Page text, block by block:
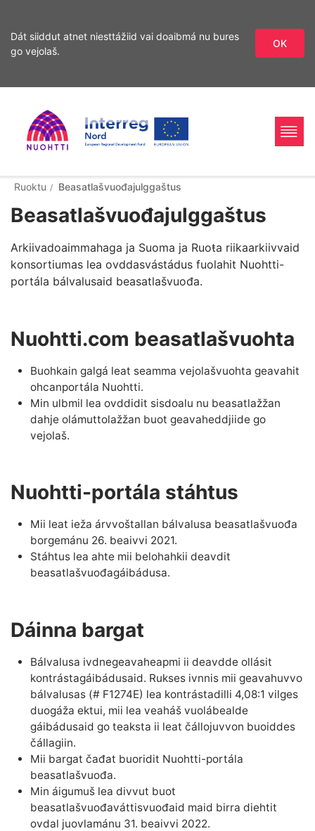
Dát siiddut atnet niesttážiid vai doaibmá nu bures
go vejolaš.
OK
sisdollui
Home
Page
Interreg
Nord
Ohcan
Ruoktu Beasatlašvuođajulggaštus
Beasatlašvuođajulggaštus
Arkiivadoaimmahaga ja Suoma ja Ruoŧa riikaarkiivvaid
konsortiumas lea ovddasvástádus fuolahit Nuohtti-
portála bálvalusaid beasatlašvuođa.
Nuohtti.com beasatlašvuohta
Buohkain galgá leat seamma vejolašvuohta geavahit
ohcanportála Nuohtti.
Min ulbmil lea ovddidit sisdoalu nu beasatlažžan
dahje olámuttolažžan buot geavaheddjiide go
vejolaš.
Nuohtti-portála stáhtus
Mii leat ieža árvvoštallan bálvalusa beasatlašvuođa
borgemánu 26. beaivvi 2021.
Stáhtus lea ahte mii belohahkii deavdit
beasatlašvuođagáibádusa.
Dáinna bargat
Bálvalusa ivdnegeavaheapmi ii deavdde ollásit
kontrástagáibádusaid. Rukses ivnnis mii geavahuvvo
bálvalusas (# F1274E) lea kontrástadilli 4,08:1 vilges
duogáža ektui, mii lea veaháš vuolábealde
gáibádusaid go teaksta ii leat čállojuvvon buoiddes
čállagiin.
Mii bargat čađat buoridit Nuohtti-portála
beasatlašvuođa.
Min áigumuš lea divvut buot
beasatlašvuođaváttisvuođaid maid birra diehtit
ovdal juovlamánu 31. beaivvi 2022.